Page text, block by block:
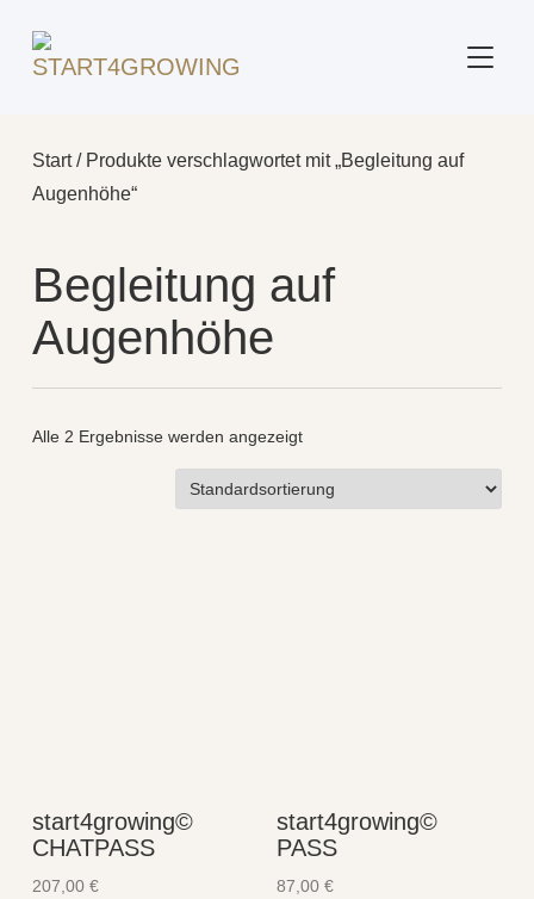
Start/ Produkte verschlagwortet mit „Begleitung auf
Augenhöhe“
Begleitung auf
Augenhöhe
Alle 2 Ergebnisse werden angezeigt
start4growing©
CHATPASS
207,00 €
start4growing©
PASS
87,00 €